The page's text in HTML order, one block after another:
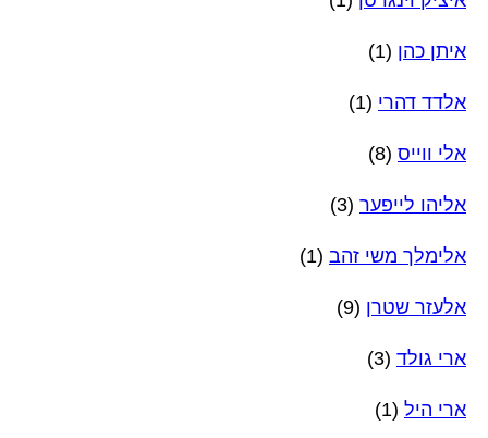
איתן כהן (1)
אלדד דהרי (1)
אלי ווייס (8)
אליהו לייפער (3)
אלימלך משי זהב (1)
אלעזר שטרן (9)
ארי גולד (3)
ארי היל (1)